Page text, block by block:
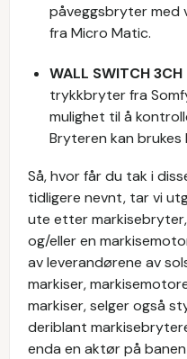
påveggsbryter med
fra Micro Matic.
WALL SWITCH 3CH
trykkbryter fra
mulighet til å
Bryteren kan brukes
Så, hvor får du tak i
tidligere nevnt, tar vi
ute etter
og/eller en
av leverandørene av
markiser,
markiser, selger også
deriblant
enda en aktør på